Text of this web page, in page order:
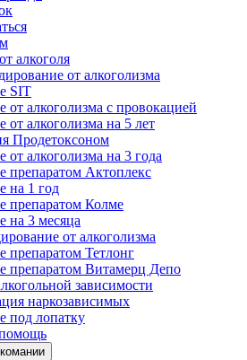
алкоголя
от алкоголизма
SIT
от алкоголизма с провокацией
от алкоголизма на 5 лет
Продетоксоном
от алкоголизма на 3 года
препаратом Актоплекс
на 1 год
препаратом Колме
на 3 месяца
от алкоголизма
препаратом Тетлонг
препаратом Витамерц Депо
зависимости
наркозависимых
под лопатку